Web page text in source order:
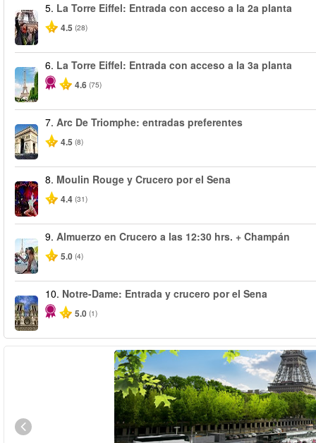
5. La Torre Eiffel: Entrada con acceso a la 2a planta
4.5 (28)
6. La Torre Eiffel: Entrada con acceso a la 3a planta
4.6 (75)
7. Arc De Triomphe: entradas preferentes
4.5 (8)
8. Moulin Rouge y Crucero por el Sena
4.4 (31)
9. Almuerzo en Crucero a las 12:30 hrs. + Champán
5.0 (4)
10. Notre-Dame: Entrada y crucero por el Sena
5.0 (1)